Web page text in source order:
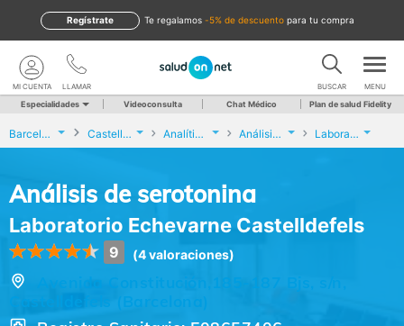
te regalamos -5% de descuento para tu compra
Regístrate
LLAMAR
MI CUENTA BUSCAR MENU
Especialidades Videoconsulta Chat Médico Plan de salud Fidelity
Barcelona Castelldefels Analíticas y Genética Análisis de serotonina Laboratorio Echevarne Castelldefels
Análisis de serotonina
Laboratorio Echevarne Castelldefels
9 (4 valoraciones)
Castelldefels (Barcelona)